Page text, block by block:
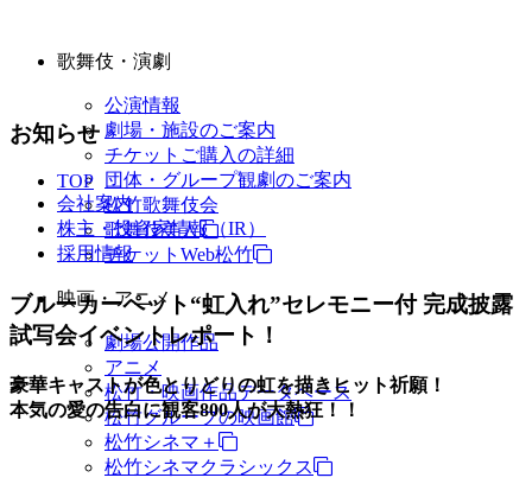
歌舞伎・演劇
公演情報
劇場・施設のご案内
チケットご購入の詳細
団体・グループ観劇のご案内
松竹歌舞伎会
歌舞伎美人
チケットWeb松竹
映画・アニメ
劇場公開作品
アニメ
松竹・映画作品データベース
松竹グループの映画館
松竹シネマ＋
松竹シネマクラシックス
お知らせ
TOP
会社案内
株主・投資家情報（IR）
採用情報
ブルーカーペット“虹入れ”セレモニー付 完成披露
試写会イベントレポート！
豪華キャストが色とりどりの虹を描きヒット祈願！
本気の愛の告白に観客800人が大熱狂！！